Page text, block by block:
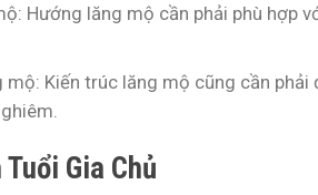
Hướng lăng mộ cần phải phù hợp
mộ: Kiến trúc lăng mộ cũng cần
Gia Chủ